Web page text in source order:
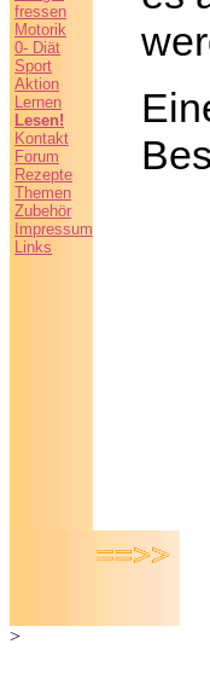
fressen
Motorik
0- Diät
Sport
Aktion
Lernen
Lesen!
Kontakt
Forum
Rezepte
Themen
Zubehör
Impressum
Links
>